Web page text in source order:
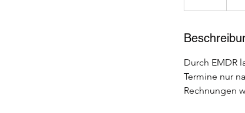
S
d
Durch EMDR
Termine nur
Rechnungen